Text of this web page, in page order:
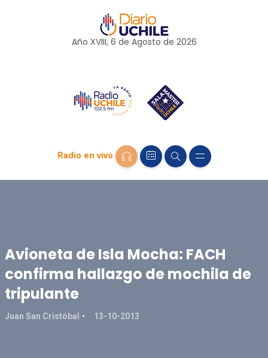
Año XVIII, 6 de Agosto de 2026
Radio en vivo
Avioneta de Isla Mocha: FACH
confirma hallazgo de mochila de
tripulante
Juan San Cristóbal 13-10-2013